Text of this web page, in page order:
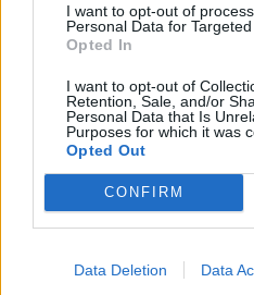
I want to opt-out of
Personal Data for Targeted
Opted In
I want to opt-out of
Retention, Sale, and/or
Personal Data that Is
Purposes for which it was
Opted Out
CONFIRM
Data Deletion Data